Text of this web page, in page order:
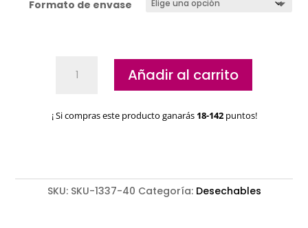
Formato de envase
desechables
Añadir al carrito
¡ Si compras este producto ganarás 18-142puntos!
SKU: SKU-1337-40 Categoría: Desechables